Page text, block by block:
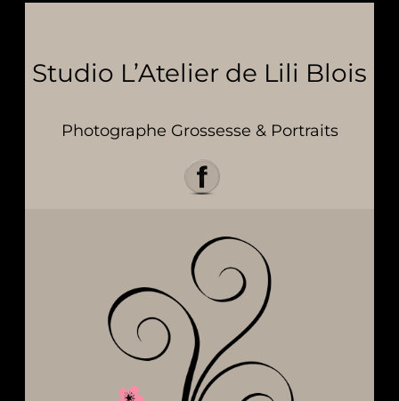
Studio L’Atelier de Lili Blois
Photographe Grossesse & Portraits